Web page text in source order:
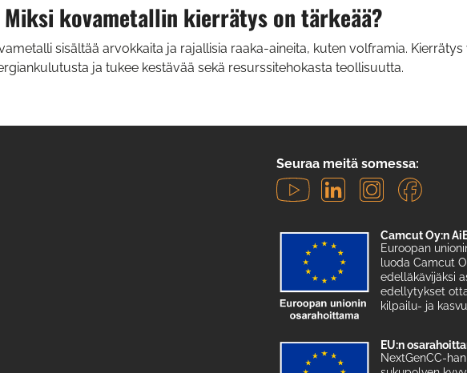
Miksi kovametallin kierrätys on tärkeää?
sisältää arvokkaita ja rajallisia raaka-aineita, kuten volframia.
ja tukee kestävää sekä resurssitehokasta teollisuutta.
Seuraa meitä somessa:
Camcut Oy:n
Euroopan
luoda Camcut
edelläkävijäksi
edellytykset
kilpailu- ja
EU:n
NextGenCC-